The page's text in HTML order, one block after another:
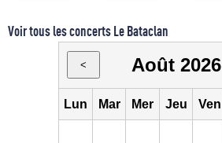
Voir tous les concerts Le Bataclan
< Août 2026
Lun Mar Mer Jeu Ven